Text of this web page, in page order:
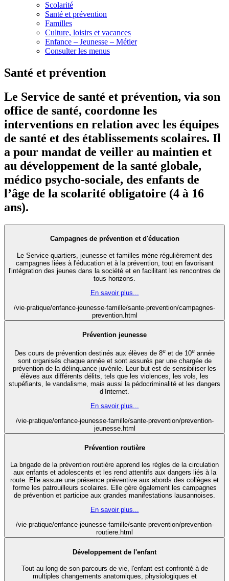
Scolarité
Santé et prévention
Familles
Culture, loisirs et vacances
Enfance – Jeunesse – Métier
Consulter les menus
Santé et prévention
Le Service de santé et prévention, via son
office de santé, coordonne les
interventions en relation avec les équipes
de santé et des établissements scolaires. Il
a pour mandat de veiller au maintien et
au développement de la santé globale,
médico psycho-sociale, des enfants de
l’âge de la scolarité obligatoire (4 à 16
ans).
Campagnes de prévention et d'éducation
Le Service quartiers, jeunesse et familles mène régulièrement des
campagnes liées à l'éducation et à la prévention, tout en favorisant
l'intégration des jeunes dans la société et en facilitant les rencontres de
tous horizons.
En savoir plus...
/vie-pratique/enfance-jeunesse-famille/sante-prevention/campagnes-
prevention.html
Prévention jeunesse
Des cours de prévention destinés aux élèves de 8e et de 10e année
sont organisés chaque année et sont assurés par une chargée de
prévention de la délinquance juvénile. Leur but est de sensibiliser les
élèves aux différents délits, tels que les violences, les vols, les
stupéfiants, le vandalisme, mais aussi la pédocriminalité et les dangers
d’Internet.
En savoir plus...
/vie-pratique/enfance-jeunesse-famille/sante-prevention/prevention-
jeunesse.html
Prévention routière
La brigade de la prévention routière apprend les règles de la circulation
aux enfants et adolescents et les rend attentifs aux dangers liés à la
route. Elle assure une présence préventive aux abords des collèges et
forme les patrouilleurs scolaires. Elle gère également les campagnes
de prévention et participe aux grandes manifestations lausannoises.
En savoir plus...
/vie-pratique/enfance-jeunesse-famille/sante-prevention/prevention-
routiere.html
Développement de l'enfant
Tout au long de son parcours de vie, l'enfant est confronté à de
multiples changements anatomiques, physiologiques et